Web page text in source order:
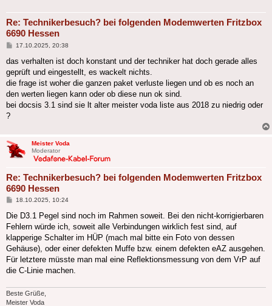
Re: Technikerbesuch? bei folgenden Modemwerten Fritzbox
6690 Hessen
Beitrag
17.10.2025, 20:38
das verhalten ist doch konstant und der techniker hat doch gerade alles
geprüft und eingestellt, es wackelt nichts.
die frage ist woher die ganzen paket verluste liegen und ob es noch an
den werten liegen kann oder ob diese nun ok sind.
bei docsis 3.1 sind sie lt alter meister voda liste aus 2018 zu niedrig oder
?
Meister Voda
Moderator
Re: Technikerbesuch? bei folgenden Modemwerten Fritzbox
6690 Hessen
Beitrag
18.10.2025, 10:24
Die D3.1 Pegel sind noch im Rahmen soweit. Bei den nicht-korrigierbaren
Fehlern würde ich, soweit alle Verbindungen wirklich fest sind, auf
klapperige Schalter im HÜP (mach mal bitte ein Foto von dessen
Gehäuse), oder einer defekten Muffe bzw. einem defekten eAZ ausgehen.
Für letztere müsste man mal eine Reflektionsmessung von dem VrP auf
die C-Linie machen.
Beste Grüße,
Meister Voda